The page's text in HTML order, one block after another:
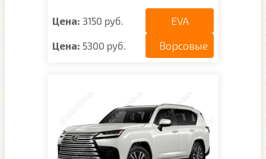
Цена: 3150 руб. EVA
Цена: 5300 руб. Ворсовые